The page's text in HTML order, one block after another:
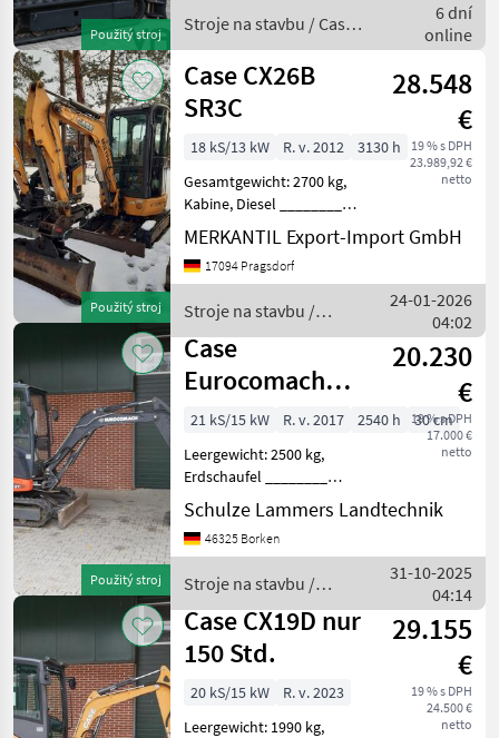
Bobcat
Kubota
Wacker
Rhinoceros
Zobraziť
všetkých
38
MARKETPLACE
Marketplace
Ponuky
predajcov
Drobné
inzeráty
Použitý stroj
Stroje na stavbu / Case
IH
6 dní
online
Použitý stroj
Case CX26B
SR3C
28.548
€
19 % s DPH
23.989,92 €
netto
18 kS/13 kW R. v. 2012
3130 h
Gesamtgewicht: 2700 kg,
Kabine, Diesel ________
Schild,
Grabenräumschaufel Stroje
na stavbu mini bager
MERKANTIL Export-Import GmbH
17094 Pragsdorf
Stroje na stavbu /
Case IH
24-01-2026
04:02
Použitý stroj
Case
Eurocomach
ES25ZT
20.230
€
19 % s DPH
17.000 €
netto
21 kS/15 kW R. v. 2017 2540 h
30 cm
Leergewicht: 2500 kg,
Erdschaufel ________
Stroje na stavbu mini bager
Schulze Lammers Landtechnik
46325 Borken
Stroje na stavbu /
Case IH
31-10-2025
04:14
Case CX19D nur
150 Std.
29.155
€
19 % s DPH
24.500 €
netto
20 kS/15 kW
R. v. 2023
Leergewicht: 1990 kg,